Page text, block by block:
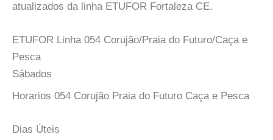
atualizados da linha ETUFOR Fortaleza CE.
ETUFOR Linha 054 Corujão/Praia do Futuro/Caça e
Pesca
Sábados
Horarios 054 Corujão Praia do Futuro Caça e Pesca
Dias Úteis